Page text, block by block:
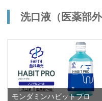
洗口液（医薬部外
モンダミンハビットプロ